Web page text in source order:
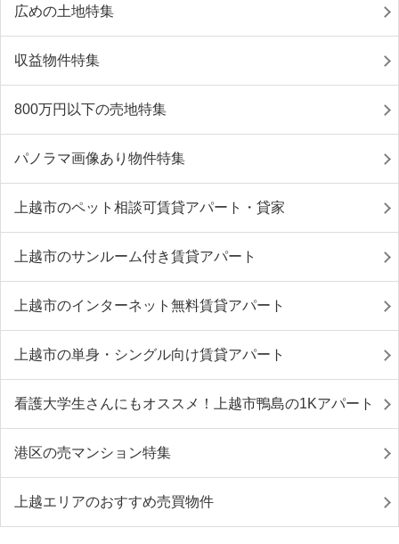
広めの土地特集
収益物件特集
800万円以下の売地特集
パノラマ画像あり物件特集
上越市のペット相談可賃貸アパート・貸家
上越市のサンルーム付き賃貸アパート
上越市のインターネット無料賃貸アパート
上越市の単身・シングル向け賃貸アパート
看護大学生さんにもオススメ！上越市鴨島の1Kアパート
港区の売マンション特集
上越エリアのおすすめ売買物件